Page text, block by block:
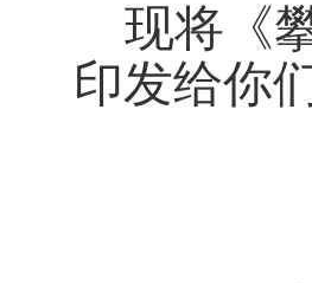
现将《
印发给你